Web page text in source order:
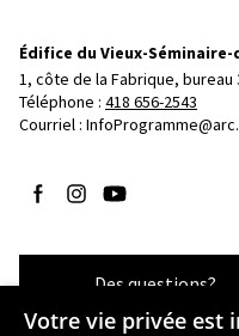
Édifice du Vieux-Séminaire-
1, côte de la Fabrique, bureau
Téléphone : 418 656-2543
Courriel :
Suivez-nous sur Facebook
Suivez-nous sur
Suivez-nous sur
Des questions?
Votre vie privée est